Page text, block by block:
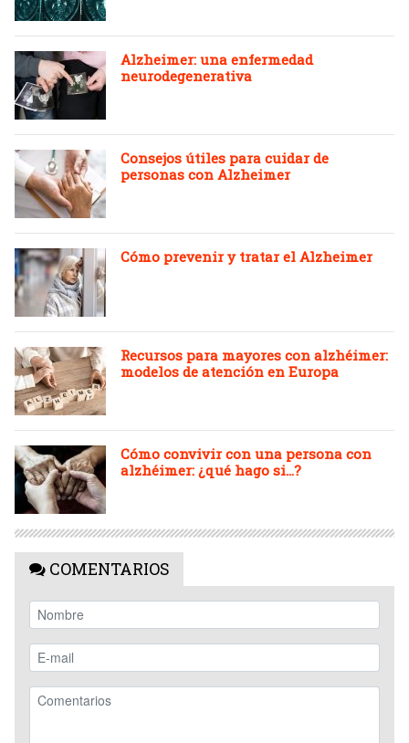
Alzheimer: una enfermedad
neurodegenerativa
Consejos útiles para cuidar de
personas con Alzheimer
Cómo prevenir y tratar el Alzheimer
Recursos para mayores con alzhéimer:
modelos de atención en Europa
Cómo convivir con una persona con
alzhéimer: ¿qué hago si…?
COMENTARIOS